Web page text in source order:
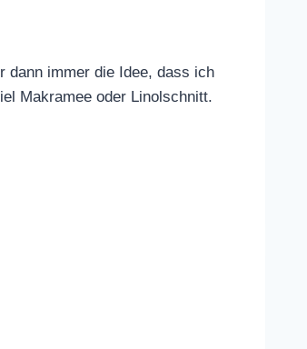
dann immer die Idee, dass ich
Makramee oder Linolschnitt.